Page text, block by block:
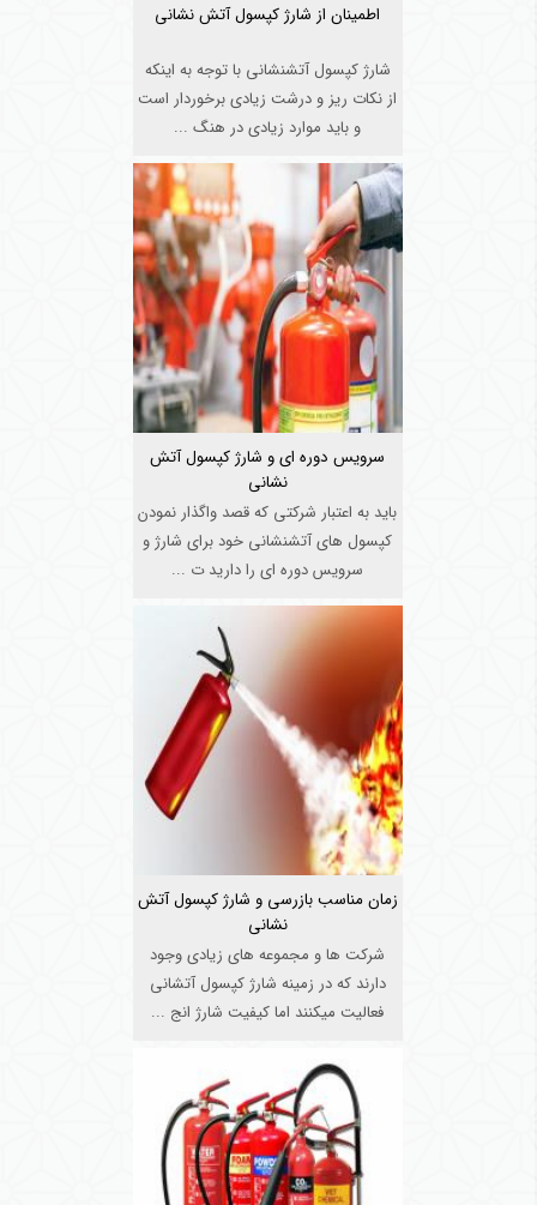
اطمینان از شارژ کپسول آتش نشانی
شارژ کپسول آتشنشانی با توجه به اینکه
از نکات ریز و درشت زیادی برخوردار است
و باید موارد زیادی در هنگ ...
سرویس دوره ای و شارژ کپسول آتش
نشانی
باید به اعتبار شرکتی که قصد واگذار نمودن
کپسول های آتشنشانی خود برای شارژ و
سرویس دوره ای را دارید ت ...
زمان مناسب بازرسی و شارژ کپسول آتش
نشانی
شرکت ها و مجموعه های زیادی وجود
دارند که در زمینه شارژ کپسول آتشانی
فعالیت میکنند اما کیفیت شارژ انج ...